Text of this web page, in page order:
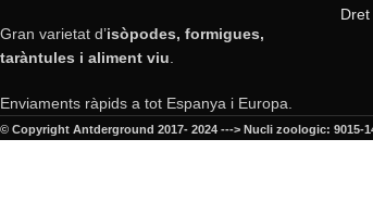
Gran varietat d’isòpodes, formigues,
taràntules i aliment viu
Enviaments ràpids a tot Espanya i Europa.
© Copyright Antderground 2017- 2024 ---> Nucli zoologic: 9015-